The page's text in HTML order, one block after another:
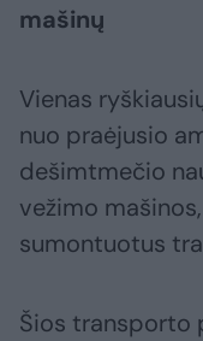
mašinų
Vienas
nuo praėjusio
dešimtmečio
vežimo
sumontuotus
Šios transporto